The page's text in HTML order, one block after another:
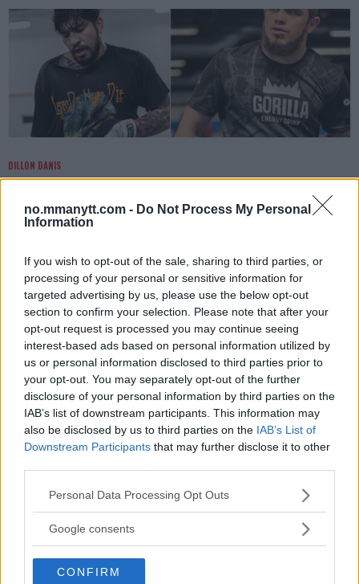
no.mmanytt.com - Do Not Process My Personal
Information
If you wish to opt-out of the sale, sharing to third parties, or
processing of your personal or sensitive information for
targeted advertising by us, please use the below opt-out
section to confirm your selection. Please note that after your
opt-out request is processed you may continue seeing
interest-based ads based on personal information utilized by
us or personal information disclosed to third parties prior to
your opt-out. You may separately opt-out of the further
disclosure of your personal information by third parties on the
IAB’s list of downstream participants. This information may
also be disclosed by us to third parties on the IAB’s List of
Downstream Participants that may further disclose it to other
Please note that this website/app uses one or more Google
not limited to your visit or usage behaviour. You may click to
use your data for below specified purposes in below Google
consent section.
Personal Data Processing Opt Outs
Google consents
CONFIRM
DILLON DANIS
Hype FC ønsker å booke Dillon Danis vs Chanko Zaynukov
Erik Solvang 13 January, 2026 15:37
Arman Tsarukyan: – Vinner Paddy, svekkes mine
tittelmuligheter
Erik Solvang 13 January, 2026 11:02